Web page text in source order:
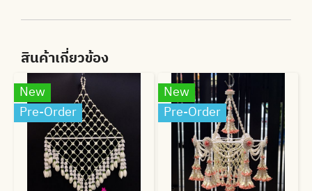
สินค้าเกี่ยวข้อง
New
Pre-Order
New
Pre-Order